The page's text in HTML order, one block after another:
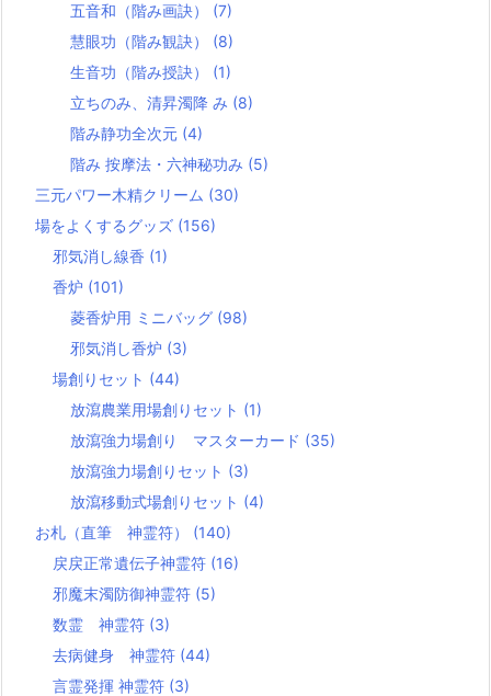
五音和（階み画訣） (7)
慧眼功（階み観訣） (8)
生音功（階み授訣） (1)
立ちのみ、清昇濁降 み (8)
階み静功全次元 (4)
階み 按摩法・六神秘功み (5)
三元パワー木精クリーム (30)
場をよくするグッズ (156)
邪気消し線香 (1)
香炉 (101)
菱香炉用 ミニバッグ (98)
邪気消し香炉 (3)
場創りセット (44)
放瀉農業用場創りセット (1)
放瀉強力場創り マスターカード (35)
放瀉強力場創りセット (3)
放瀉移動式場創りセット (4)
お札（直筆 神霊符） (140)
戻戻正常遺伝子神霊符 (16)
邪魔末濁防御神霊符 (5)
数霊 神霊符 (3)
去病健身 神霊符 (44)
言霊発揮 神霊符 (3)